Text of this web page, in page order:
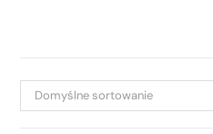
Domyślne sortowanie